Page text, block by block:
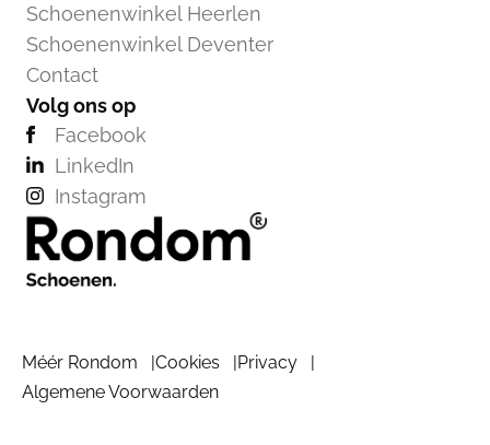
Schoenenwinkel Heerlen
Schoenenwinkel Deventer
Contact
Volg ons op
Facebook
LinkedIn
Instagram
Méér Rondom Cookies
Privacy
Algemene Voorwaarden